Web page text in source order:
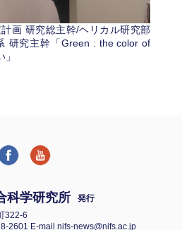
画 研究総主幹/ヘリカル研究部
研究主幹「Green : the color of
科学研究所
発行
322‐6
2601 E-mail nifs-news@nifs.ac.jp